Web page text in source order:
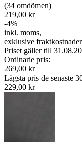
(34 omdömen)
219,00 kr
-4%
inkl. moms,
exklusive fraktkostnader
Priset gäller till
Ordinarie pris:
269,00 kr
Lägsta pris de senaste
229,00 kr